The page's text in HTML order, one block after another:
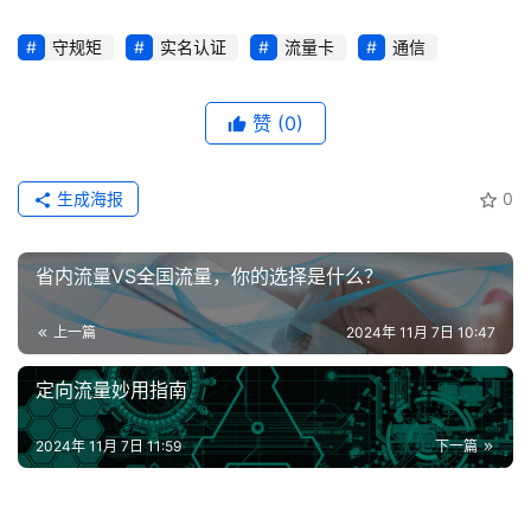
守规矩 实名认证 流量卡 通信
赞 (0)
0
生成海报
省内流量VS全国流量，你的选择是什么？
上一篇 2024年 11月 7日 10:47
定向流量妙用指南
下一篇
2024年 11月 7日 11:59